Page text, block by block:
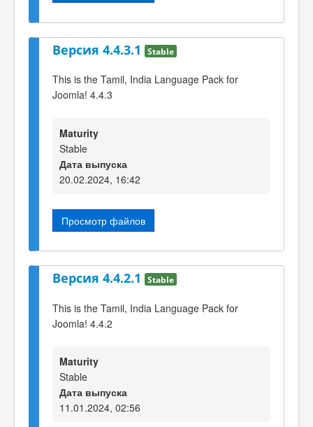
Версия 4.4.3.1 Stable
This is the Tamil, India Language Pack for
Joomla! 4.4.3
Maturity
Stable
Дата выпуска
20.02.2024, 16:42
Просмотр файлов
Версия 4.4.2.1 Stable
This is the Tamil, India Language Pack for
Joomla! 4.4.2
Maturity
Stable
Дата выпуска
11.01.2024, 02:56